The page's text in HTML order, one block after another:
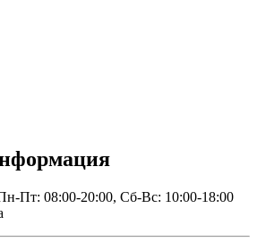
Пт: 08:00-20:00, Сб-Вс: 10:00-18:00